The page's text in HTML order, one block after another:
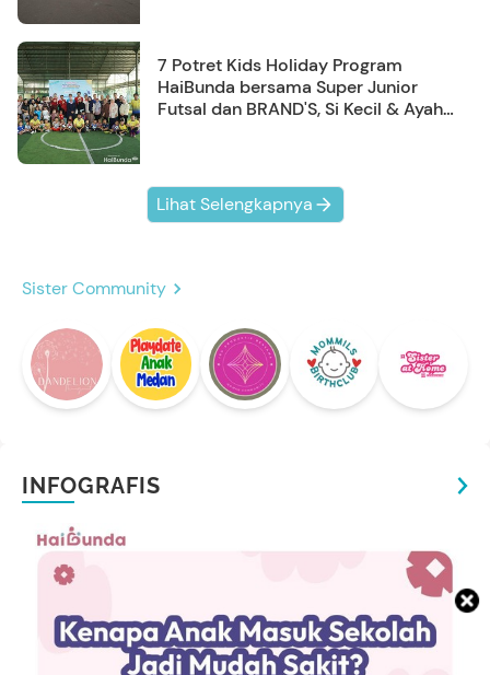
7 Potret Kids Holiday Program
HaiBunda bersama Super Junior
Futsal dan BRAND'S, Si Kecil & Ayah
Lihat Selengkapnya
Sister Community
INFOGRAFIS